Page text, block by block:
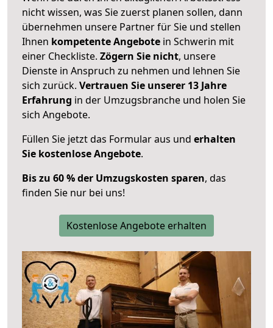
nicht wissen, was Sie zuerst planen sollen, dann
übernehmen unsere Partner für Sie und stellen
Ihnen kompetente Angebote in Schwerin mit
einer Checkliste. Zögern Sie nicht, unsere
Dienste in Anspruch zu nehmen und lehnen Sie
sich zurück. Vertrauen Sie unserer 13 Jahre
Erfahrung in der Umzugsbranche und holen Sie
sich Angebote.
Füllen Sie jetzt das Formular aus und erhalten
Sie kostenlose Angebote.
Bis zu 60 % der Umzugskosten sparen, das
finden Sie nur bei uns!
Kostenlose Angebote erhalten